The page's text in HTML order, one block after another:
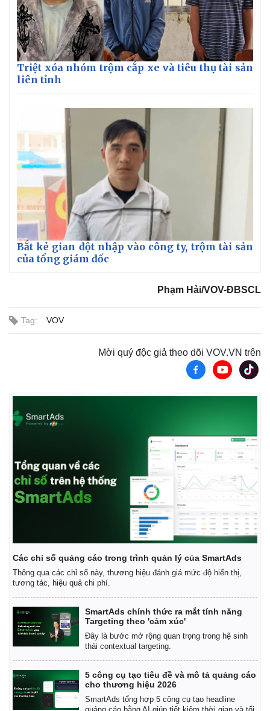
Bất động sản
Khởi nghiệp
Giá vàng
Chứng khoán
Giá cà phê
Triệt xóa nhóm trộm cắp xe và tiêu thụ tài sản
liên tỉnh
Bắt kẻ gian đột nhập vào công ty, trộm tài sản
của tổng giám đốc
Phạm Hải/VOV-ĐBSCL
Tag: VOV
Mời quý độc giả theo dõi VOV.VN trên
Các chỉ số quảng cáo trong trình quản lý của SmartAds
Thông qua các chỉ số này, thương hiệu đánh giá mức độ hiển thị,
tương tác, hiệu quả chi phí.
SmartAds chính thức ra mắt tính năng
Targeting theo 'cảm xúc'
Đây là bước mở rộng quan trọng trong hệ sinh
thái contextual targeting.
5 công cụ tạo tiêu đề và mô tả quảng cáo
cho thương hiệu 2026
SmartAds tổng hợp 5 công cụ tạo headline